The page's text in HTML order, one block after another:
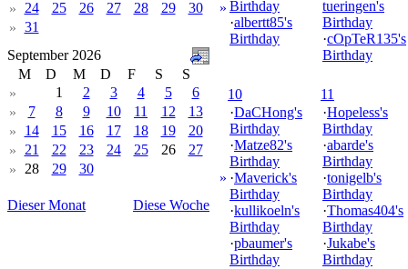
»
24 25 26 27 28 29
30
» 31
September 2026
M
D M D F S
S
»
1 2 3 4 5
6
»
7 8 9 10 11 12
13
»
14 15 16 17 18 19
20
»
21 22 23 24 25 26
27
»
28 29 30
Dieser Monat Diese Woche
» Birthday
·albertt85's
Birthday
tueringen's
Birthday
·cOpTeR135's
Birthday
»
10
·DaCHong's
Birthday
·Matze82's
Birthday
·Maverick's
Birthday
·kullikoeln's
Birthday
·pbaumer's
Birthday
11
·Hopeless's
Birthday
·abarde's
Birthday
·tonigelb's
Birthday
·Thomas404's
Birthday
·Jukabe's
Birthday